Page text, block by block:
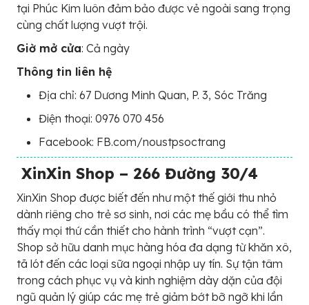
tại Phúc Kim luôn đảm bảo được vẻ ngoài sang trọng
cùng chất lượng vượt trội.
Giờ mở cửa: Cả ngày
Thông tin liên hệ
Địa chỉ: 67 Dương Minh Quan, P. 3, Sóc Trăng
Điện thoại: 0976 070 456
Facebook: FB.com/noustpsoctrang
XinXin Shop – 266 Đường 30/4
XinXin Shop được biết đến như một thế giới thu nhỏ
dành riêng cho trẻ sơ sinh, nơi các mẹ bầu có thể tìm
thấy mọi thứ cần thiết cho hành trình “vượt cạn”.
Shop sở hữu danh mục hàng hóa đa dạng từ khăn xô,
tã lót đến các loại sữa ngoại nhập uy tín. Sự tận tâm
trong cách phục vụ và kinh nghiệm dày dặn của đội
ngũ quản lý giúp các mẹ trẻ giảm bớt bỡ ngỡ khi lần